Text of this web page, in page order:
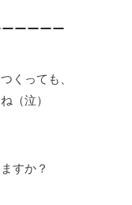
ーーーー
くっても、
（泣）
すか？